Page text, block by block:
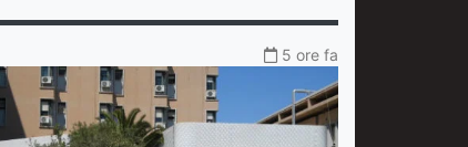
5 ore fa